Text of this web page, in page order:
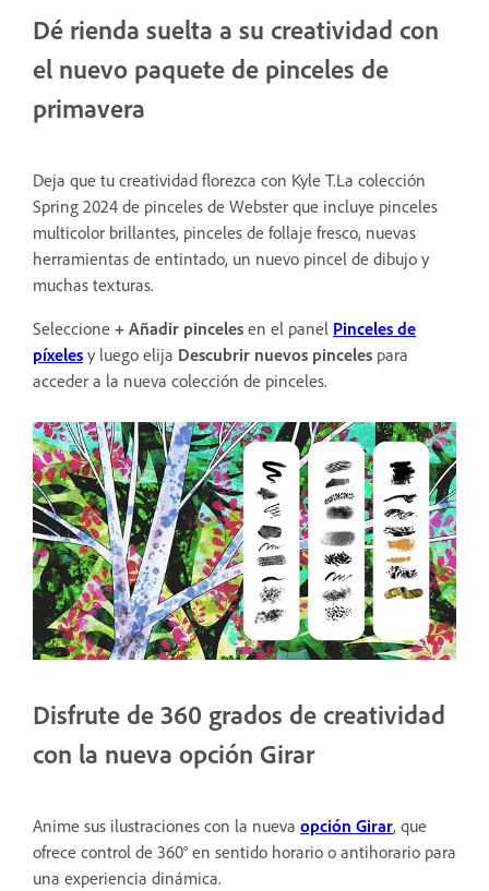
Dé rienda suelta a su creatividad con
el nuevo paquete de pinceles de
primavera
Deja que tu creatividad florezca con Kyle T.La colección
Spring 2024 de pinceles de Webster que incluye pinceles
multicolor brillantes, pinceles de follaje fresco, nuevas
herramientas de entintado, un nuevo pincel de dibujo y
muchas texturas.
Seleccione + Añadir pinceles en el panel Pinceles de
píxeles y luego elija Descubrir nuevos pinceles para
acceder a la nueva colección de pinceles.
Disfrute de 360 grados de creatividad
con la nueva opción Girar
Anime sus ilustraciones con la nueva opción Girar, que
ofrece control de 360° en sentido horario o antihorario para
una experiencia dinámica.